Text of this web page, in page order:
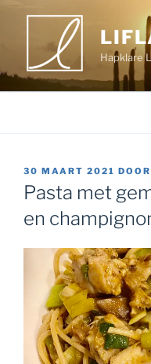
inhoud
Hapklare
GEPLAATST
OP
30 MAART 2021 DOOR
Pasta met
en